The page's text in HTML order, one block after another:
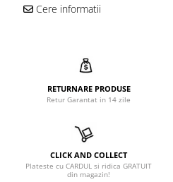
Cere informatii
RETURNARE PRODUSE
Retur Garantat in 14 zile
CLICK AND COLLECT
Plateste cu CARDUL si ridica GRATUIT
din magazin!